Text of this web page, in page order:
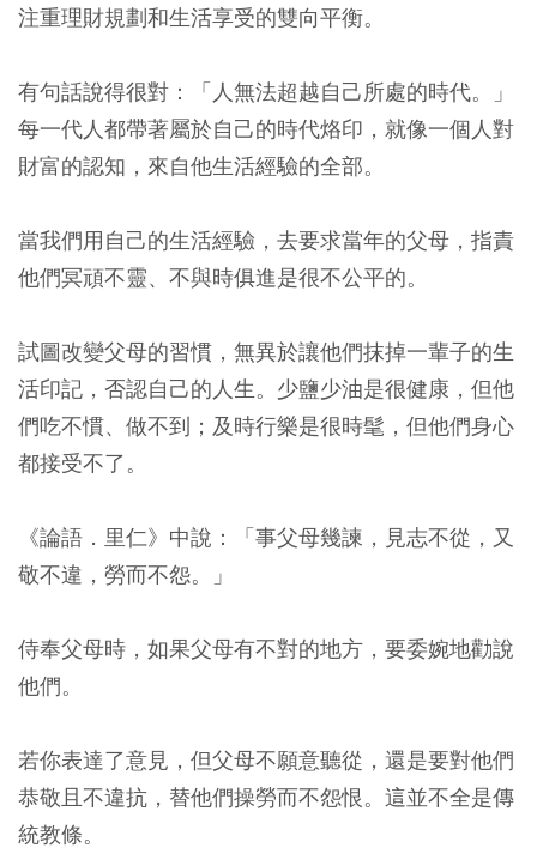
注重理財規劃和生活享受的雙向平衡。
有句話說得很對：「人無法超越自己所處的時代。」
每一代人都帶著屬於自己的時代烙印，就像一個人對
財富的認知，來自他生活經驗的全部。
當我們用自己的生活經驗，去要求當年的父母，指責
他們冥頑不靈、不與時俱進是很不公平的。
試圖改變父母的習慣，無異於讓他們抹掉一輩子的生
活印記，否認自己的人生。少鹽少油是很健康，但他
們吃不慣、做不到；及時行樂是很時髦，但他們身心
都接受不了。
《論語．里仁》中說：「事父母幾諫，見志不從，又
敬不違，勞而不怨。」
侍奉父母時，如果父母有不對的地方，要委婉地勸說
他們。
若你表達了意見，但父母不願意聽從，還是要對他們
恭敬且不違抗，替他們操勞而不怨恨。這並不全是傳
統教條。